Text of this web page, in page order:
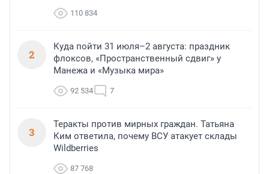
110 834
2
Куда пойти 31 июля–2 августа: праздник
флоксов, «Пространственный сдвиг» у
Манежа и «Музыка мира»
92 534 7
3
Теракты против мирных граждан. Татьяна
Ким ответила, почему ВСУ атакует склады
Wildberries
87 768